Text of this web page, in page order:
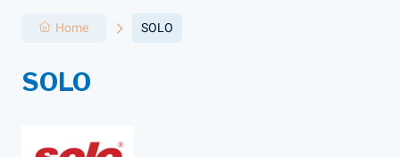
Home SOLO
SOLO